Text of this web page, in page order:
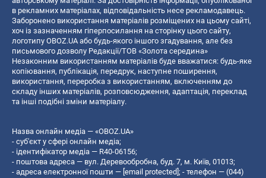
в рекламних матеріалах, відповідальність несе рекламодавець.
Заборонено використання матеріалів розміщених на цьому сайті,
хоч із зазначенням гіперпосилання на сторінку цього сайту,
логотипу OBOZ.UA або будь-якого іншого згадування, але без
письмового дозволу Редакції/ТОВ «Золота середина»
Незаконним використанням матеріалів буде вважатися: будь-яке
копiювання, публiкацiя, передрук, наступне поширення,
використання, переробка з використанням, включенням до
складу інших матеріалів, розповсюдження, адаптація, переклад
та інші подібні зміни матеріалу.
Назва онлайн медіа — «OBOZ.UA»
- суб'єкт у сфері онлайн медіа;
- ідентифікатор медіа — R40-06156;
- поштова адреса — вул. Деревообробна, буд. 7, м. Київ, 01013;
- адреса електронної пошти — [email protected] ; - телефон — (044)